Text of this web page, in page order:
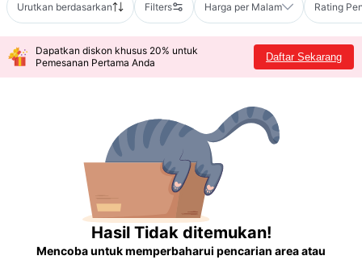
Urutkan berdasarkan Filters Harga per Malam Rating
Dapatkan diskon khusus 20% untuk
Pemesanan Pertama Anda
Daftar Sekarang
Hasil Tidak ditemukan!
Mencoba untuk memperbaharui pencarian area atau